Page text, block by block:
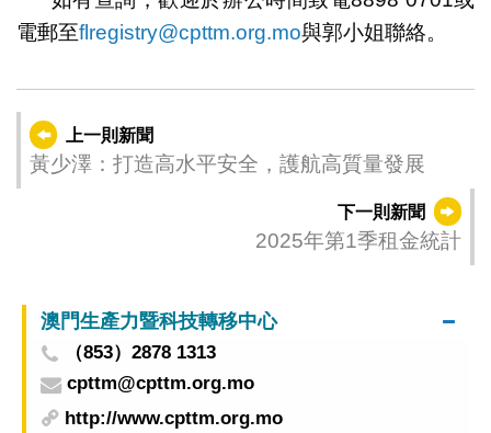
電郵至flregistry@cpttm.org.mo與郭小姐聯絡。
上一則新聞
黃少澤：打造高水平安全，護航高質量發展
下一則新聞
2025年第1季租金統計
澳門生產力暨科技轉移中心
（853）2878 1313
cpttm@cpttm.org.mo
http://www.cpttm.org.mo